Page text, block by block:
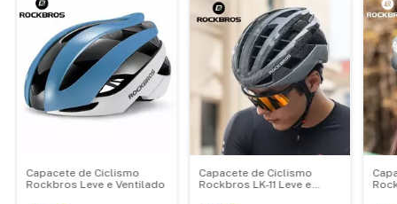
Capacete de Ciclismo
Rockbros Leve e Ventilado
Capacete de Ciclismo
Rockbros LK-11 Leve e